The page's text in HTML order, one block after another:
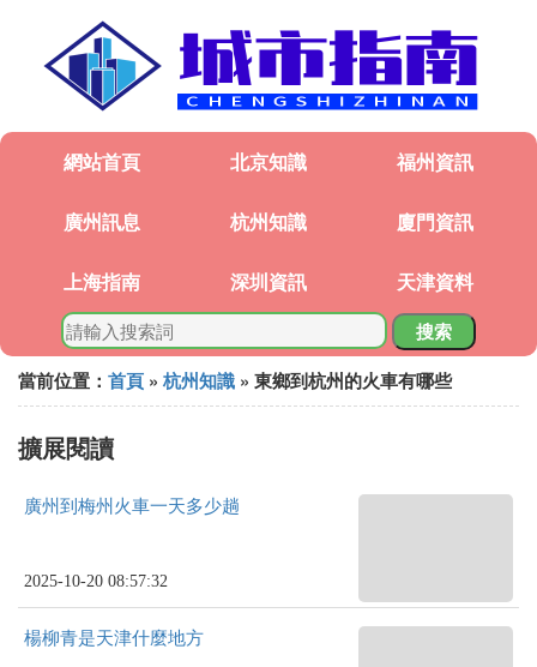
網站首頁 北京知識 福州資訊
廣州訊息 杭州知識 廈門資訊
上海指南 深圳資訊 天津資料
搜索
當前位置： 首頁 » 杭州知識 » 東鄉到杭州的火車有哪些
擴展閱讀
廣州到梅州火車一天多少趟
2025-10-20 08:57:32
楊柳青是天津什麼地方